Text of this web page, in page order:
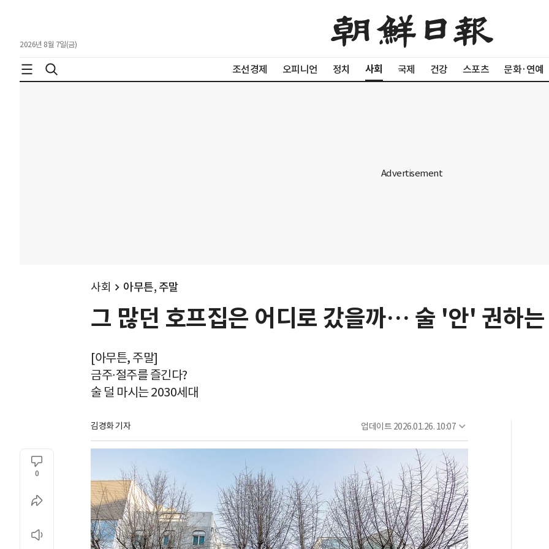
2026년 8월 7일(금)
조선경제 오피니언 정치 사회 국제 건강 스포츠 문화·연예
사회 아무튼, 주말
그 많던 호프집은 어디로 갔을까… 술 '안' 권하
[아무튼, 주말]
금주∙절주를 즐긴다?
술 덜 마시는 2030세대
김경화 기자 업데이트 2026.01.26. 10:07
0